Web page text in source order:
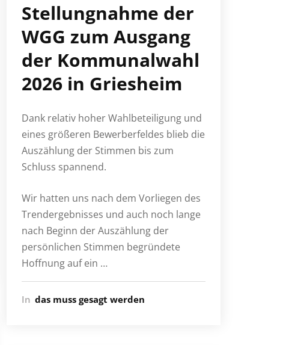
Stellungnahme der
WGG zum Ausgang
der Kommunalwahl
2026 in Griesheim
Dank relativ hoher Wahlbeteiligung und
eines größeren Bewerberfeldes blieb die
Auszählung der Stimmen bis zum
Schluss spannend.
Wir hatten uns nach dem Vorliegen des
Trendergebnisses und auch noch lange
nach Beginn der Auszählung der
persönlichen Stimmen begründete
Hoffnung auf ein …
In das muss gesagt werden